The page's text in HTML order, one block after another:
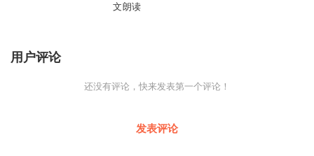
文朗读
用户评论
还没有评论，快来发表第一个评论！
发表评论